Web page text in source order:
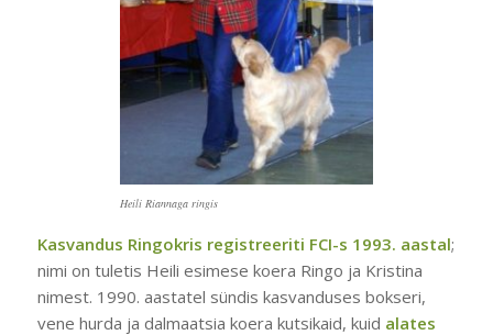
Heili Riannaga ringis
Kasvandus Ringokris registreeriti FCI-s 1993. aastal;
nimi on tuletis Heili esimese koera Ringo ja Kristina
nimest. 1990. aastatel sündis kasvanduses bokseri,
vene hurda ja dalmaatsia koera kutsikaid, kuid alates